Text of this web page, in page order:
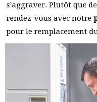
s’aggraver. Plutôt que
rendez-vous avec notre
pour le remplacement